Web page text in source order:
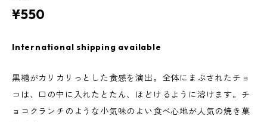
¥550
International shipping available
黒糖がカリカリっとした食感を演出。全体にまぶされたチョ
コは、口の中に入れたとたん、ほどけるように溶けます。チ
ョコクランチのような小気味のよい食べ心地が人気の焼き菓